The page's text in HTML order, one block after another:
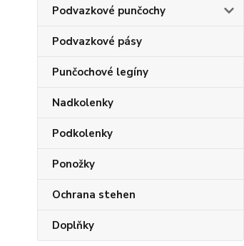
Podvazkové punčochy
Podvazkové pásy
Punčochové legíny
Nadkolenky
Podkolenky
Ponožky
Ochrana stehen
Doplňky